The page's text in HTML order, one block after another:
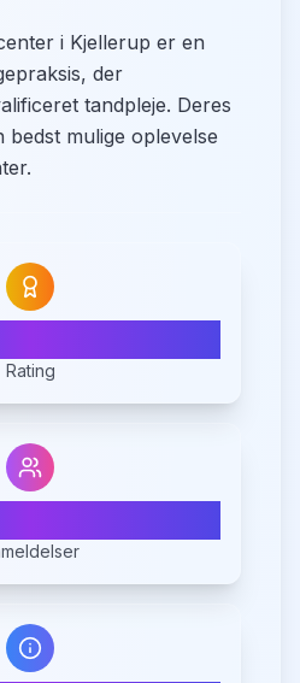
i Kjellerup er en
der
tandpleje. Deres
bedst mulige oplevelse
Rating